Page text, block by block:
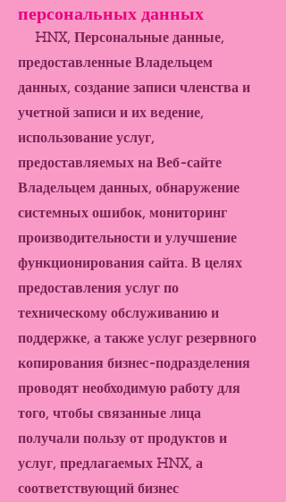
персональных данных
HNX, Персональные данные,
предоставленные Владельцем
данных, создание записи членства и
учетной записи и их ведение,
использование услуг,
предоставляемых на Веб-сайте
Владельцем данных, обнаружение
системных ошибок, мониторинг
производительности и улучшение
функционирования сайта. В целях
предоставления услуг по
техническому обслуживанию и
поддержке, а также услуг резервного
копирования бизнес-подразделения
проводят необходимую работу для
того, чтобы связанные лица
получали пользу от продуктов и
услуг, предлагаемых HNX, а
соответствующий бизнес